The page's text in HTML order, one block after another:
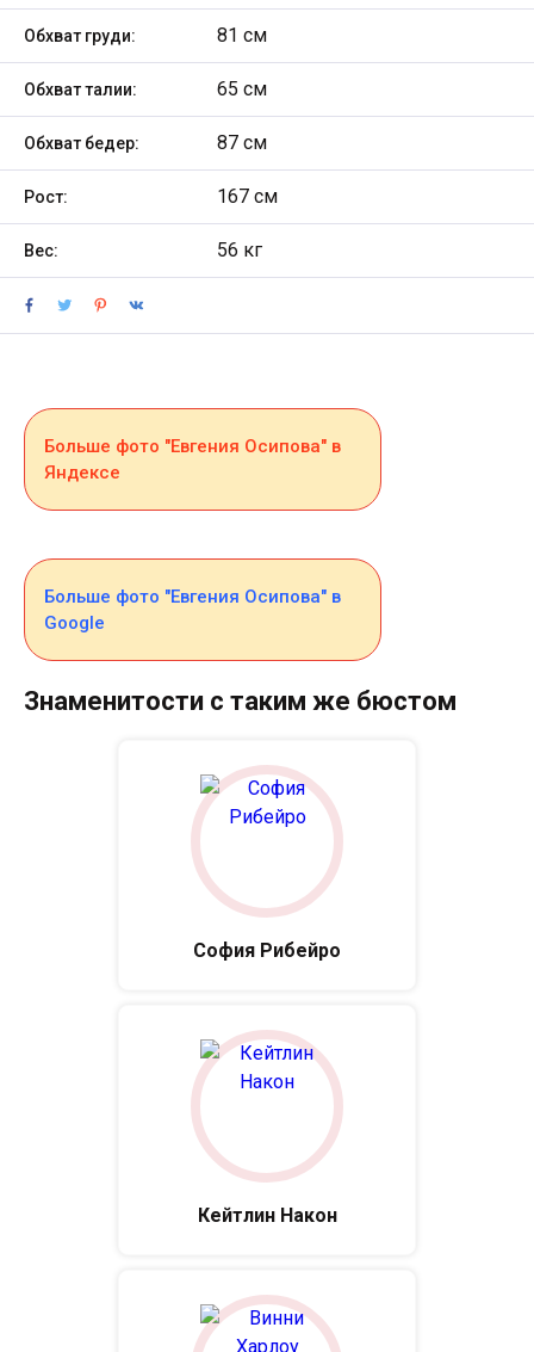
Обхват груди: 81 см
Обхват талии: 65 см
Обхват бедер: 87 см
Рост: 167 см
Вес: 56 кг
Больше фото "Евгения Осипова" в
Яндексе
Больше фото "Евгения Осипова" в
Google
Знаменитости с таким же бюстом
София Рибейро
Кейтлин Након